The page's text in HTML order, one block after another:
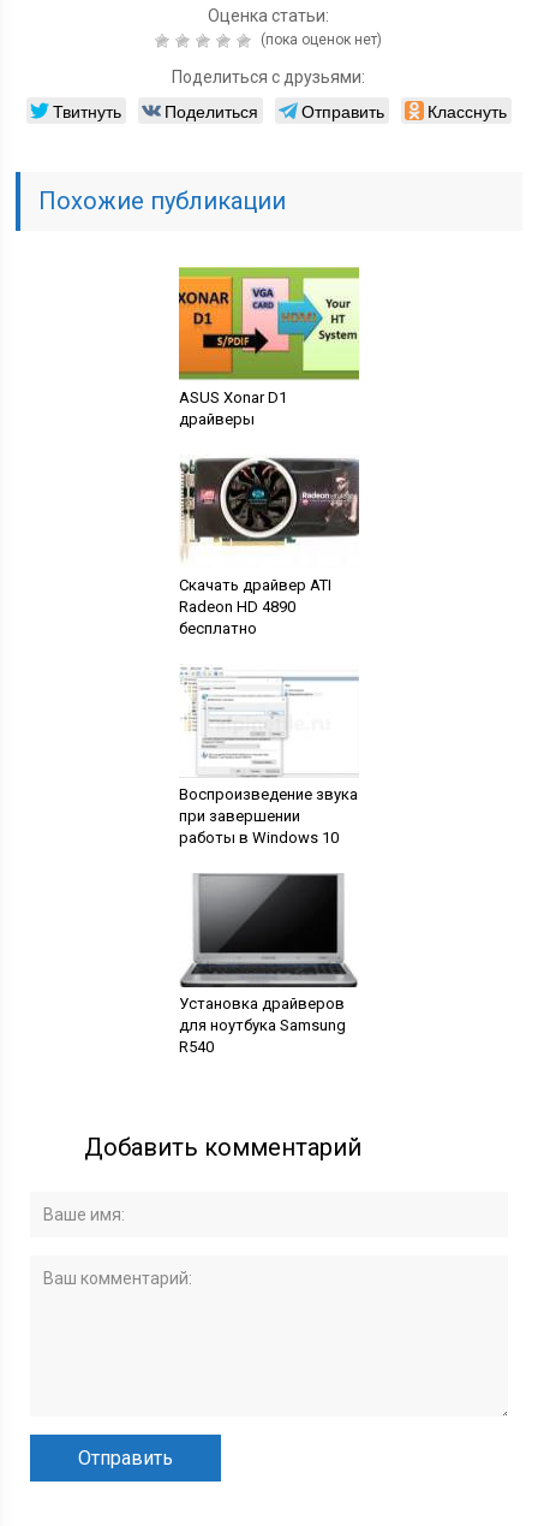
Оценка статьи:
(пока оценок нет)
Поделиться с друзьями:
Твитнуть Поделиться Отправить Класснуть
Похожие публикации
ASUS Xonar D1
драйверы
Скачать драйвер ATI
Radeon HD 4890
бесплатно
Воспроизведение звука
при завершении
работы в Windows 10
Установка драйверов
для ноутбука Samsung
R540
Добавить комментарий